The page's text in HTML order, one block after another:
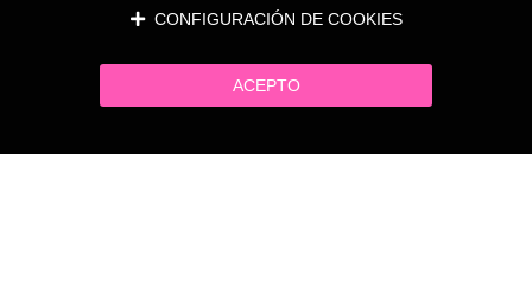
CONFIGURACIÓN DE COOKIES
ACEPTO